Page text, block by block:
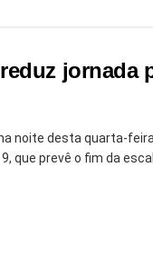
jornada
noite desta quarta-
que prevê o fim da